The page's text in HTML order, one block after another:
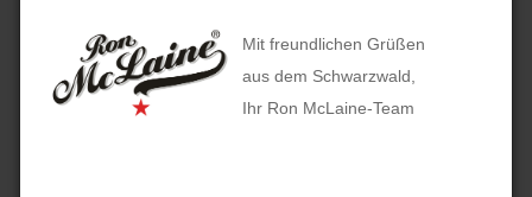
Mit freundlichen Grüßen
aus dem Schwarzwald,
Ihr Ron McLaine-Team